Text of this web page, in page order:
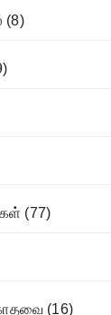
(8)
(77)
(16)